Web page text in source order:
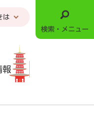
は
報
検索・メニュー